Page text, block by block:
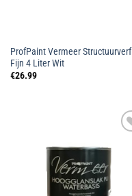
ProfPaint Vermeer Structuurverf
Fijn 4 Liter Wit
€26.99